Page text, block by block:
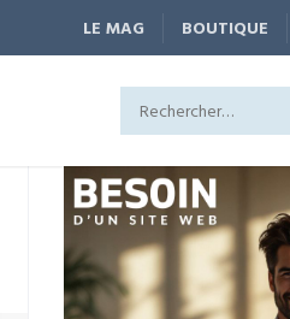
LE MAG BOUTIQUE